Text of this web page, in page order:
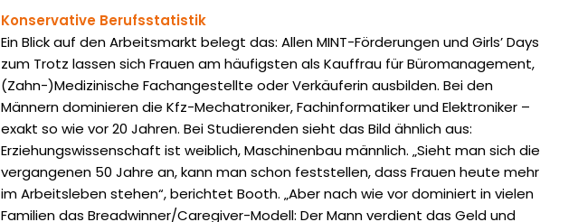
Search
Konservative Berufsstatistik
Ein Blick auf den Arbeitsmarkt belegt das: Allen MINT-Förderungen und Girls’ Days
zum Trotz lassen sich Frauen am häufigsten als Kauffrau für Büromanagement,
(Zahn-)Medizinische Fachangestellte oder Verkäuferin ausbilden. Bei den
Männern dominieren die Kfz-Mechatroniker, Fachinformatiker und Elektroniker –
exakt so wie vor 20 Jahren. Bei Studierenden sieht das Bild ähnlich aus:
Erziehungswissenschaft ist weiblich, Maschinenbau männlich. „Sieht man sich die
vergangenen 50 Jahre an, kann man schon feststellen, dass Frauen heute mehr
im Arbeitsleben stehen“, berichtet Booth. „Aber nach wie vor dominiert in vielen
Familien das Breadwinner/Caregiver-Modell: Der Mann verdient das Geld und